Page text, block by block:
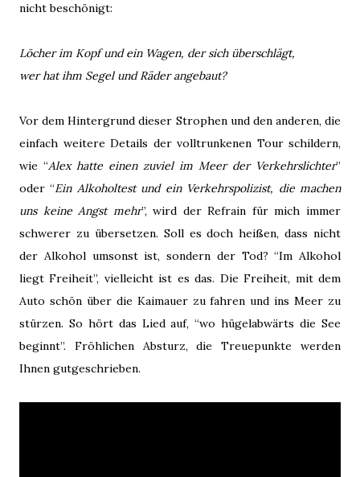
nicht beschönigt:
Löcher im Kopf und ein Wagen, der sich überschlägt,
wer hat ihm Segel und Räder angebaut?
Vor dem Hintergrund dieser Strophen und den anderen, die
einfach weitere Details der volltrunkenen Tour schildern,
wie “Alex hatte einen zuviel im Meer der Verkehrslichter”
oder “Ein Alkoholtest und ein Verkehrspolizist, die machen
uns keine Angst mehr”, wird der Refrain für mich immer
schwerer zu übersetzen. Soll es doch heißen, dass nicht
der Alkohol umsonst ist, sondern der Tod? “Im Alkohol
liegt Freiheit”, vielleicht ist es das. Die Freiheit, mit dem
Auto schön über die Kaimauer zu fahren und ins Meer zu
stürzen. So hört das Lied auf, “wo hügelabwärts die See
beginnt”. Fröhlichen Absturz, die Treuepunkte werden
Ihnen gutgeschrieben.